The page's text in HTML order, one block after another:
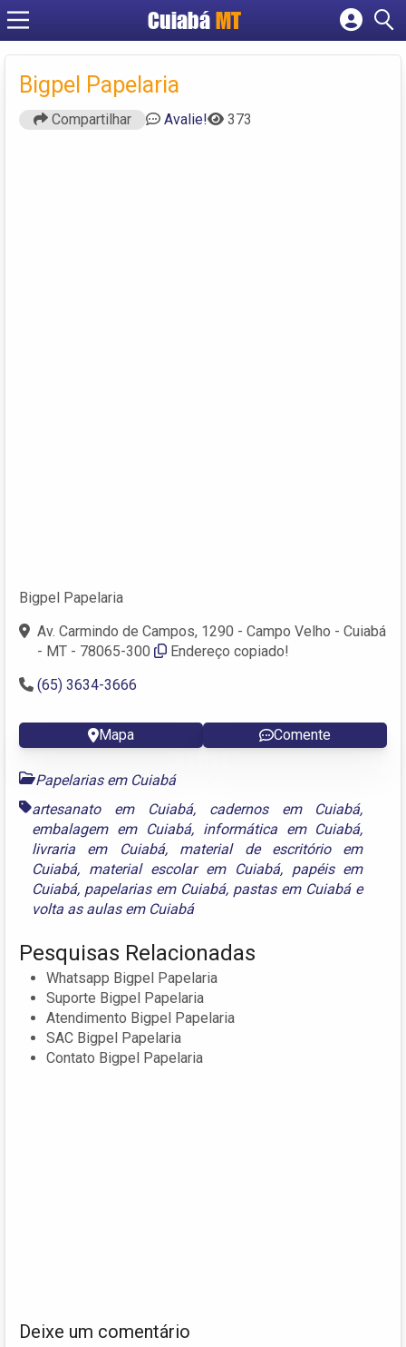
Cuiabá MT
Cadastrar empresa
Bigpel Papelaria
Compartilhar Avalie! 373
Bigpel Papelaria
Av. Carmindo de Campos, 1290 - Campo Velho - Cuiabá
- MT - 78065-300
Endereço copiado!
(65) 3634-3666
Mapa Comente
Papelarias em Cuiabá
artesanato em Cuiabá, cadernos em Cuiabá,
embalagem em Cuiabá, informática em Cuiabá,
livraria em Cuiabá, material de escritório em
Cuiabá, material escolar em Cuiabá, papéis em
Cuiabá, papelarias em Cuiabá, pastas em Cuiabáe
volta as aulas em Cuiabá
Pesquisas Relacionadas
Whatsapp Bigpel Papelaria
Suporte Bigpel Papelaria
Atendimento Bigpel Papelaria
SAC Bigpel Papelaria
Contato Bigpel Papelaria
Deixe um comentário